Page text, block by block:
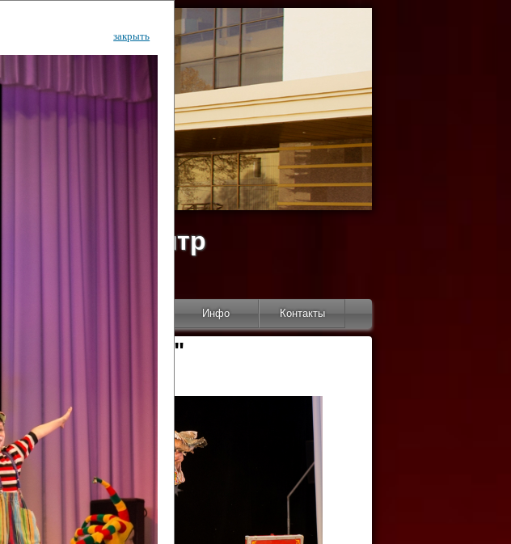
центр
Инфо Контакты
РЕСПУБЛИКИ"
закрыть
с.